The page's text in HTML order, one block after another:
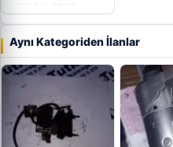
SKODA SEAT
MARŞ MOTORU
Aynı Kategoriden İlanlar